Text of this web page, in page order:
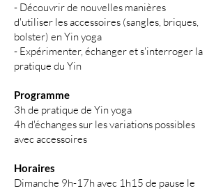
- Découvrir de nouvelles manières
d'utiliser les accessoires (sangles, briques,
bolster) en Yin yoga
- Expérimenter, échanger et s'interroger la
pratique du Yin
Programme
3h de pratique de Yin yoga
4h d'échanges sur les variations possibles
avec accessoires
Horaires
Dimanche 9h-17h avec 1h15 de pause le